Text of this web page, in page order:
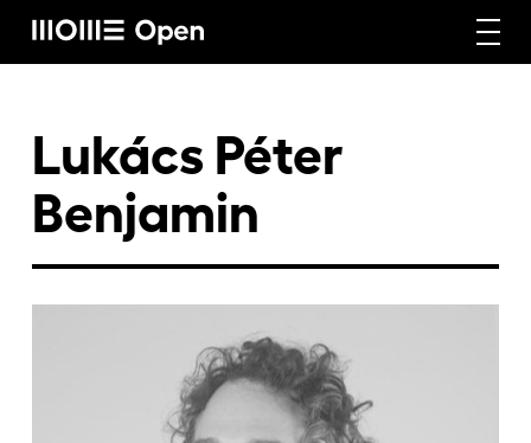
Képzéseink
Craft képzéseink
Lukács Péter
Benjamin